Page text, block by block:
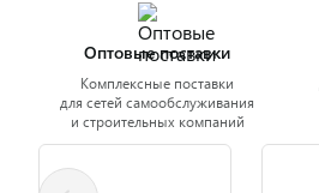
Оптовые поставки
Комплексные поставки
для сетей самообслуживания
и строительных компаний